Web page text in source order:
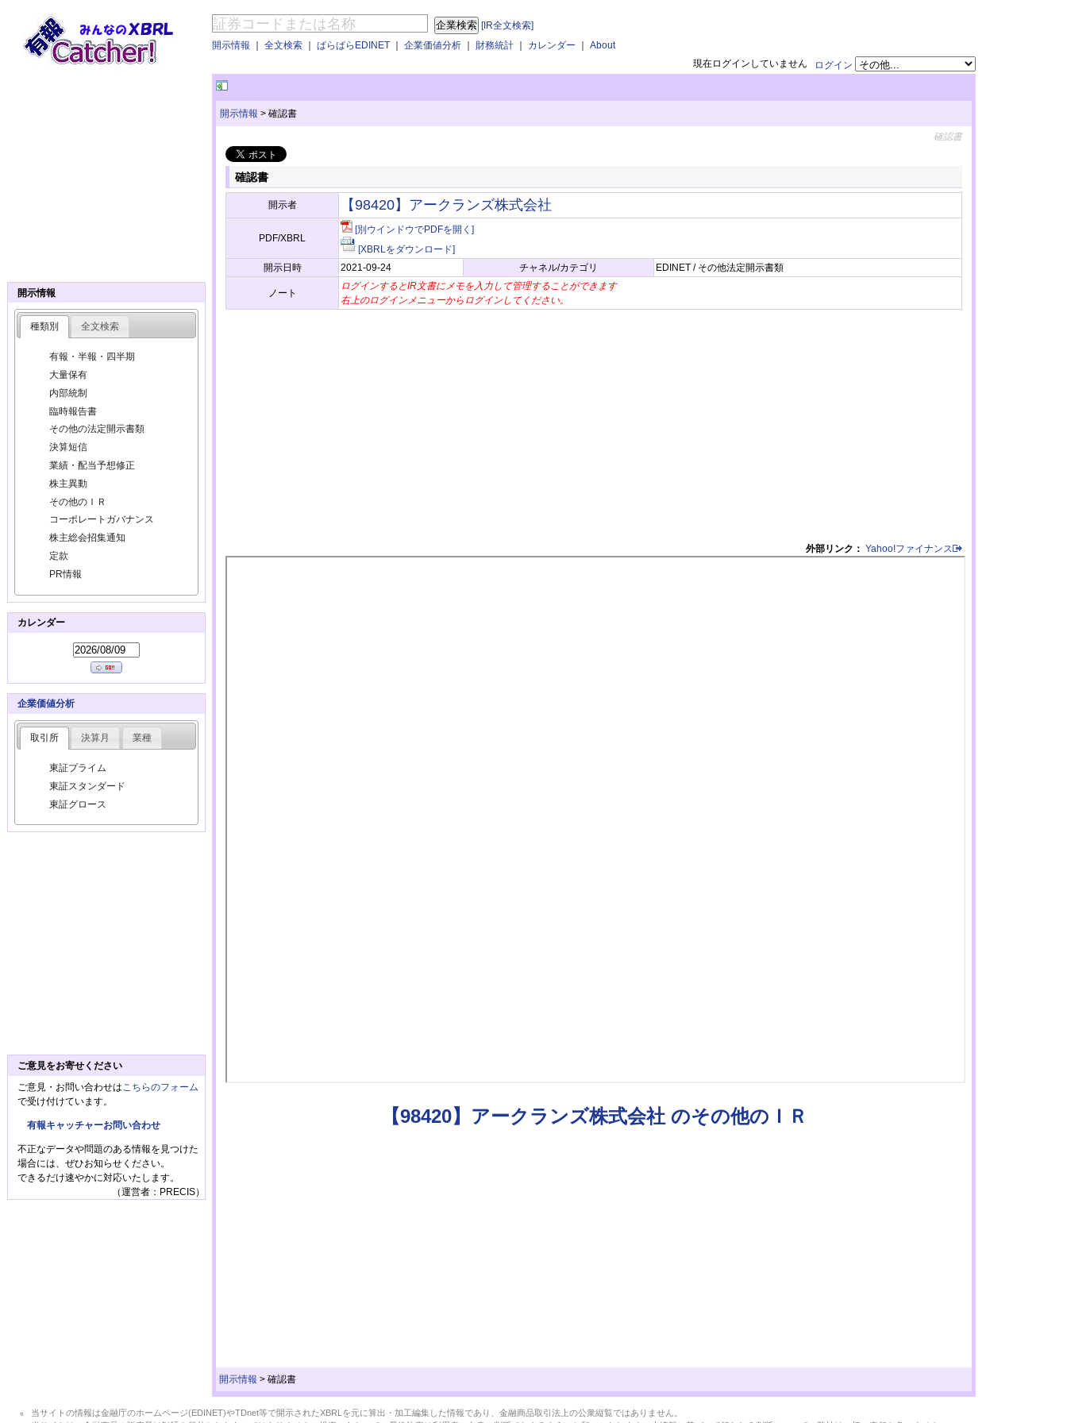
[IR全文検索]
開示情報 ｜ 全文検索 ｜ ぱらぱらEDINET ｜ 企業価値分析 ｜ 財務統計 ｜ カレンダー ｜ About
ログイン
現在ログインしていません
開示情報 > 確認書
確認書
確認書
開示者 【98420】アークランズ株式会社
PDF/XBRL
[別ウインドウでPDFを開く]
[XBRLをダウンロード]
開示日時
2021-09-24 チャネル/カテゴリ EDINET / その他法定開示書類
ノート
ログインするとIR文書にメモを入力して管理することができます
右上のログインメニューからログインしてください。
外部リンク： Yahoo!ファイナンス
【98420】アークランズ株式会社 のその他のＩＲ
開示情報 > 確認書
開示情報
種類別 全文検索
有報・半報・四半期
大量保有
内部統制
臨時報告書
その他の法定開示書類
決算短信
業績・配当予想修正
株主異動
その他のＩＲ
コーポレートガバナンス
株主総会招集通知
定款
PR情報
カレンダー
企業価値分析
取引所 決算月 業種
東証プライム
東証スタンダード
東証グロース
ご意見をお寄せください
ご意見・お問い合わせは こちらのフォーム
で受け付けています。
有報キャッチャーお問い合わせ
不正なデータや問題のある情報を見つけた
場合には、ぜひお知らせください。
できるだけ速やかに対応いたします。
（運営者：PRECIS）
当サイトの情報は金融庁のホームページ(EDINET)やTDnet等で開示されたXBRLを元に算出・加工編集した情報であり、金融商品取引法上の公衆縦覧ではありません。